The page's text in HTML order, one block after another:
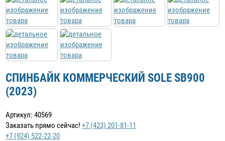
СПИНБАЙК КОММЕРЧЕСКИЙ SOLE SB900
(2023)
Артикул: 40569
Заказать прямо сейчас! +7 (423) 201-81-11
+7 (924) 522-22-20